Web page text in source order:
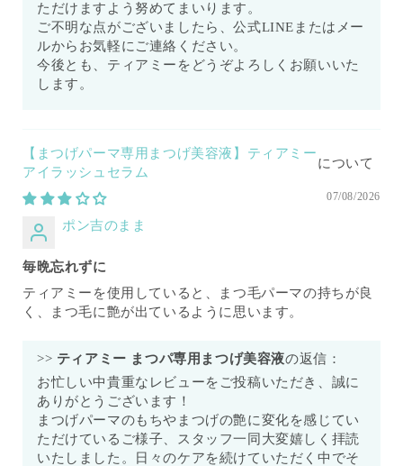
ただけますよう努めてまいります。
ご不明な点がございましたら、公式LINEまたはメー
ルからお気軽にご連絡ください。
今後とも、ティアミーをどうぞよろしくお願いいた
します。
【まつげパーマ専用まつげ美容液】ティアミー
アイラッシュセラム
07/08/2026
ポン吉のまま
毎晩忘れずに
ティアミーを使用していると、まつ毛パーマの持ちが良
く、まつ毛に艶が出ているように思います。
>> ティアミー まつパ専用まつげ美容液の返信：
お忙しい中貴重なレビューをご投稿いただき、誠に
ありがとうございます！
まつげパーマのもちやまつげの艶に変化を感じてい
ただけているご様子、スタッフ一同大変嬉しく拝読
いたしました。日々のケアを続けていただく中でそ